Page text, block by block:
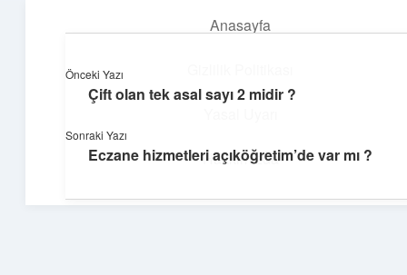
Anasayfa
Hakkımızda
Dijital Köşe
Güncel paylaşımlar ve ilginç keşiflerle dolu içerikler.
Önceki Yazı
Çift olan tek asal sayı 2 midir ?
Sonraki Yazı
Eczane hizmetleri açıköğretim’de var mı ?